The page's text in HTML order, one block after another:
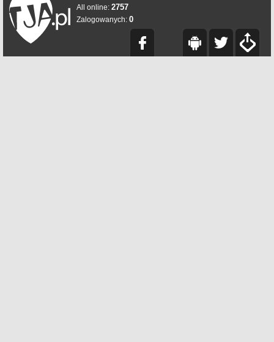
All online: 2757
Zalogowanych: 0